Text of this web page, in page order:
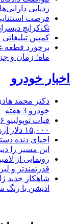
ردیابی دارایی‌های هک ۱.۵ میلیارد
تک‌کرانچ دیسراپت
کمپین
ماه؛ زمان و
اخبار خودرو
دکتر محمد
خودرو 3 هفته
۱۵,۰۰۰ دلار ارزش خرید دارد؟
احیای دنده
این مسیر را
قدرتمندتر و
ادیشن با رنگ